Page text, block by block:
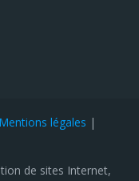
Mentions légales |
de sites Internet,